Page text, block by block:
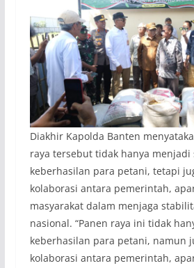
Diakhir Kapolda Banten
raya tersebut tidak hanya menjadi
keberhasilan para petani, tetapi
kolaborasi antara pemerintah,
masyarakat dalam menjaga
nasional. “Panen raya ini tidak
keberhasilan para petani, namun
kolaborasi antara pemerintah,